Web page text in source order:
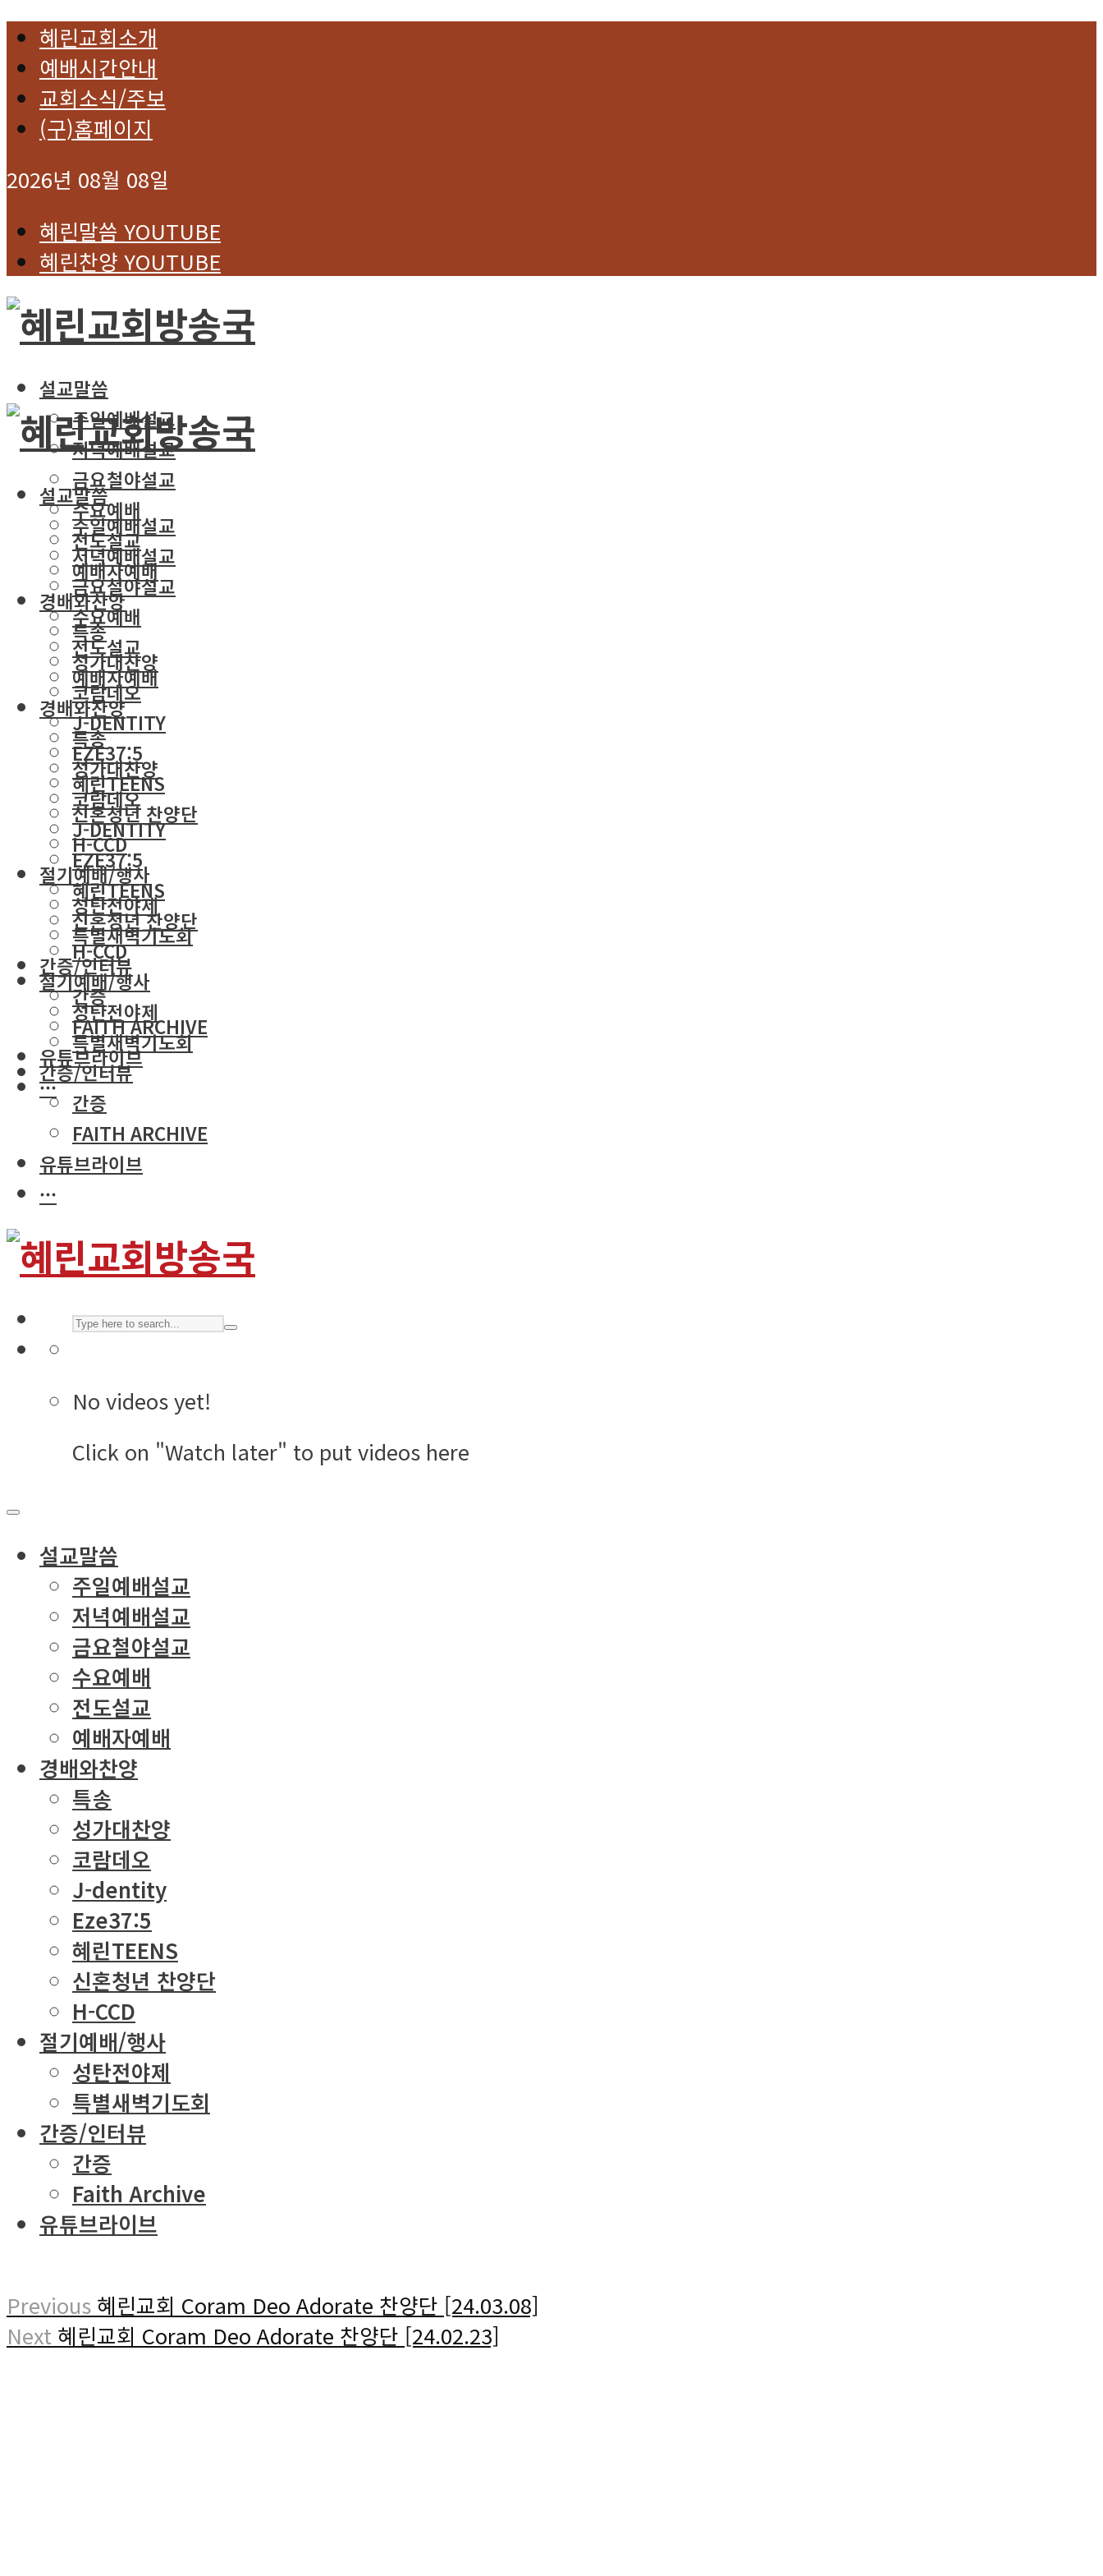
혜린교회소개
예배시간안내
교회소식/주보
(구)홈페이지
2026년 08월 08일
혜린말씀 YOUTUBE
혜린찬양 YOUTUBE
설교말씀
주일예배설교
저녁예배설교
금요철야설교
수요예배
전도설교
예배자예배
경배와찬양
특송
성가대찬양
코람데오
J-DENTITY
EZE37:5
혜린TEENS
신혼청년 찬양단
H-CCD
절기예배/행사
성탄전야제
특별새벽기도회
간증/인터뷰
간증
FAITH ARCHIVE
유튜브라이브
···
설교말씀
주일예배설교
저녁예배설교
금요철야설교
수요예배
전도설교
예배자예배
경배와찬양
특송
성가대찬양
코람데오
J-DENTITY
EZE37:5
혜린TEENS
신혼청년 찬양단
H-CCD
절기예배/행사
성탄전야제
특별새벽기도회
간증/인터뷰
간증
FAITH ARCHIVE
유튜브라이브
···
No videos yet!
Click on "Watch later" to put videos here
설교말씀
주일예배설교
저녁예배설교
금요철야설교
수요예배
전도설교
예배자예배
경배와찬양
특송
성가대찬양
코람데오
J-dentity
Eze37:5
혜린TEENS
신혼청년 찬양단
H-CCD
절기예배/행사
성탄전야제
특별새벽기도회
간증/인터뷰
간증
Faith Archive
유튜브라이브
Previous 혜린교회 Coram Deo Adorate 찬양단 [24.03.08]
Next 혜린교회 Coram Deo Adorate 찬양단 [24.02.23]